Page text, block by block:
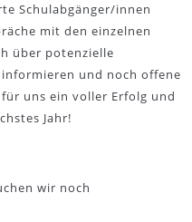
Schulabgänger/innen
mit den einzelnen
über potenzielle
und noch offene
uns ein voller Erfolg und
Jahr!
wir noch